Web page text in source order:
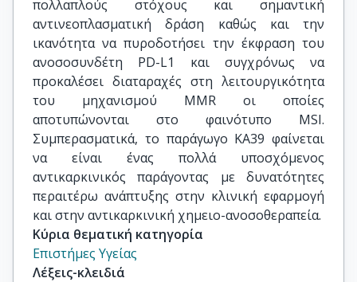
πολλαπλούς στόχους και σημαντική
αντινεοπλασματική δράση καθώς και την
ικανότητα να πυροδοτήσει την έκφραση του
ανοσοσυνδέτη PD-L1 και συγχρόνως να
προκαλέσει διαταραχές στη λειτουργικότητα
του μηχανισμού MMR οι οποίες
αποτυπώνονται στο φαινότυπο MSI.
Συμπερασματικά, το παράγωγο ΚΑ39 φαίνεται
να είναι ένας πολλά υποσχόμενος
αντικαρκινικός παράγοντας με δυνατότητες
περαιτέρω ανάπτυξης στην κλινική εφαρμογή
και στην αντικαρκινική χημειο-ανοσοθεραπεία.
Κύρια θεματική κατηγορία
Επιστήμες Υγείας
Λέξεις-κλειδιά